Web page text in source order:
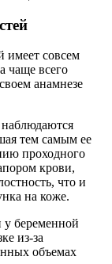
имеет совсем
чаще всего
анамнезе
тем самым ее
проходного
крови,
что и
на коже.
у беременной
из-за
объемах